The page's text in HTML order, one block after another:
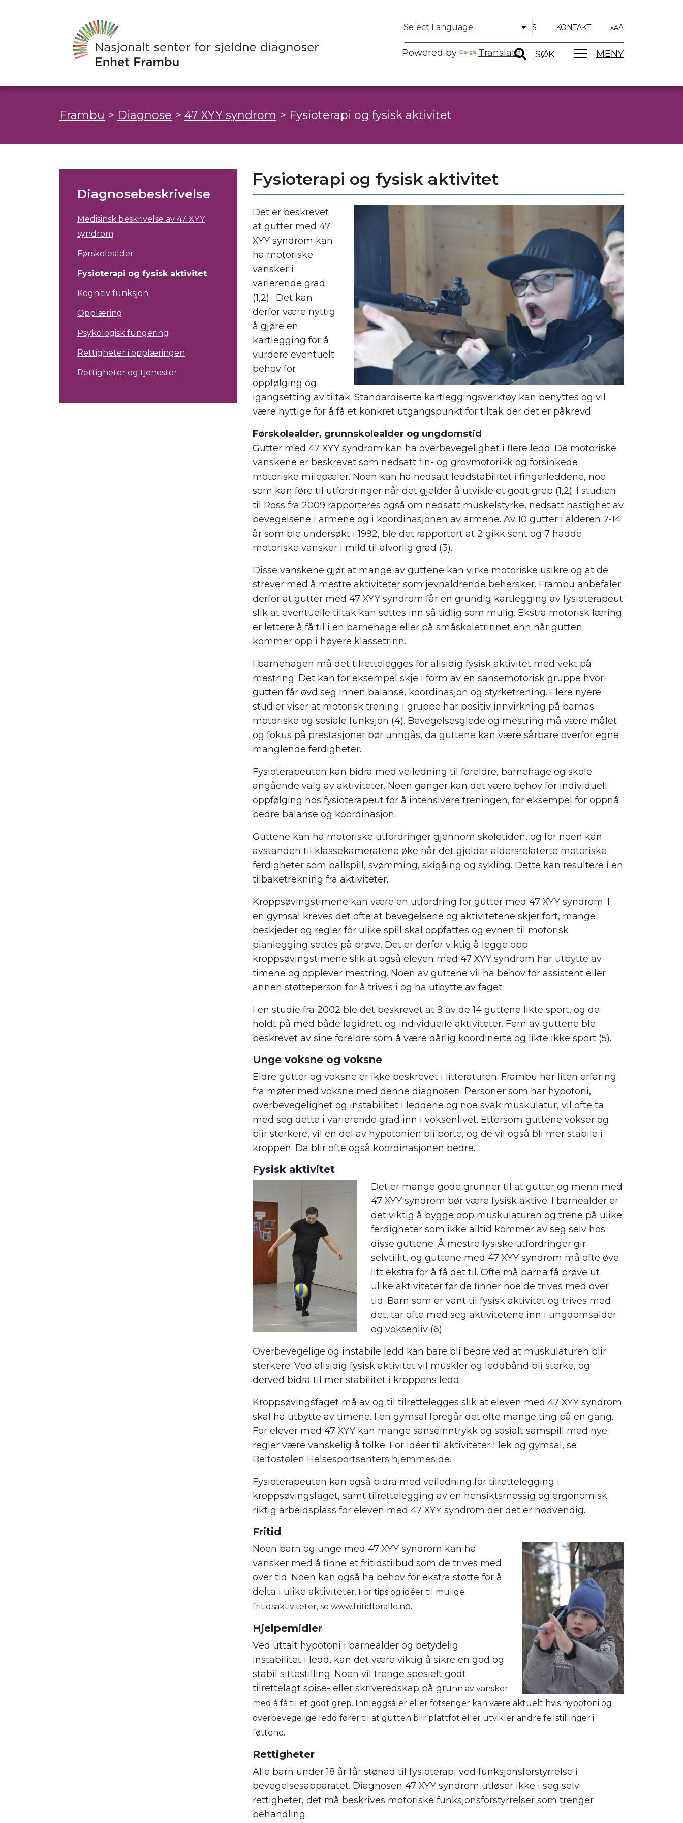
Powered by Translate
OM OSS KONTAKT A
SØK MENY
Frambu > Diagnose > 47 XYY syndrom > Fysioterapi og fysisk aktivitet
Diagnosebeskrivelse
Medisinsk beskrivelse av 47 XYY
syndrom
Førskolealder
Fysioterapi og fysisk aktivitet
Kognitiv funksjon
Opplæring
Psykologisk fungering
Rettigheter i opplæringen
Rettigheter og tjenester
Fysioterapi og fysisk aktivitet
Det er beskrevet
at gutter med 47
XYY syndrom kan
ha motoriske
vansker i
varierende grad
(1,2). Det kan
derfor være nyttig
å gjøre en
kartlegging for å
vurdere eventuelt
behov for
oppfølging og
igangsetting av tiltak. Standardiserte kartleggingsverktøy kan benyttes og vil
være nyttige for å få et konkret utgangspunkt for tiltak der det er påkrevd.
Førskolealder, grunnskolealder og ungdomstid
Gutter med 47 XYY syndrom kan ha overbevegelighet i flere ledd. De motoriske
vanskene er beskrevet som nedsatt fin- og grovmotorikk og forsinkede
motoriske milepæler. Noen kan ha nedsatt leddstabilitet i fingerleddene, noe
som kan føre til utfordringer når det gjelder å utvikle et godt grep (1,2). I studien
til Ross fra 2009 rapporteres også om nedsatt muskelstyrke, nedsatt hastighet av
bevegelsene i armene og i koordinasjonen av armene. Av 10 gutter i alderen 7-14
år som ble undersøkt i 1992, ble det rapportert at 2 gikk sent og 7 hadde
motoriske vansker i mild til alvorlig grad (3).
Disse vanskene gjør at mange av guttene kan virke motoriske usikre og at de
strever med å mestre aktiviteter som jevnaldrende behersker. Frambu anbefaler
derfor at gutter med 47 XYY syndrom får en grundig kartlegging av fysioterapeut
slik at eventuelle tiltak kan settes inn så tidlig som mulig. Ekstra motorisk læring
er lettere å få til i en barnehage eller på småskoletrinnet enn når gutten
kommer opp i høyere klassetrinn.
I barnehagen må det tilrettelegges for allsidig fysisk aktivitet med vekt på
mestring. Det kan for eksempel skje i form av en sansemotorisk gruppe hvor
gutten får øvd seg innen balanse, koordinasjon og styrketrening. Flere nyere
studier viser at motorisk trening i gruppe har positiv innvirkning på barnas
motoriske og sosiale funksjon (4). Bevegelsesglede og mestring må være målet
og fokus på prestasjoner bør unngås, da guttene kan være sårbare overfor egne
manglende ferdigheter.
Fysioterapeuten kan bidra med veiledning til foreldre, barnehage og skole
angående valg av aktiviteter. Noen ganger kan det være behov for individuell
oppfølging hos fysioterapeut for å intensivere treningen, for eksempel for oppnå
bedre balanse og koordinasjon.
Guttene kan ha motoriske utfordringer gjennom skoletiden, og for noen kan
avstanden til klassekameratene øke når det gjelder aldersrelaterte motoriske
ferdigheter som ballspill, svømming, skigåing og sykling. Dette kan resultere i en
tilbaketrekning fra aktiviteter.
Kroppsøvingstimene kan være en utfordring for gutter med 47 XYY syndrom. I
en gymsal kreves det ofte at bevegelsene og aktivitetene skjer fort, mange
beskjeder og regler for ulike spill skal oppfattes og evnen til motorisk
planlegging settes på prøve. Det er derfor viktig å legge opp
kroppsøvingstimene slik at også eleven med 47 XYY syndrom har utbytte av
timene og opplever mestring. Noen av guttene vil ha behov for assistent eller
annen støtteperson for å trives i og ha utbytte av faget.
I en studie fra 2002 ble det beskrevet at 9 av de 14 guttene likte sport, og de
holdt på med både lagidrett og individuelle aktiviteter. Fem av guttene ble
beskrevet av sine foreldre som å være dårlig koordinerte og likte ikke sport (5).
Unge voksne og voksne
Eldre gutter og voksne er ikke beskrevet i litteraturen. Frambu har liten erfaring
fra møter med voksne med denne diagnosen. Personer som har hypotoni,
overbevegelighet og instabilitet i leddene og noe svak muskulatur, vil ofte ta
med seg dette i varierende grad inn i voksenlivet. Ettersom guttene vokser og
blir sterkere, vil en del av hypotonien bli borte, og de vil også bli mer stabile i
kroppen. Da blir ofte også koordinasjonen bedre.
Fysisk aktivitet
Det er mange gode grunner til at gutter og menn med
47 XYY syndrom bør være fysisk aktive. I barnealder er
det viktig å bygge opp muskulaturen og trene på ulike
ferdigheter som ikke alltid kommer av seg selv hos
disse guttene. Å mestre fysiske utfordringer gir
selvtillit, og guttene med 47 XYY syndrom må ofte øve
litt ekstra for å få det til. Ofte må barna få prøve ut
ulike aktiviteter før de finner noe de trives med over
tid. Barn som er vant til fysisk aktivitet og trives med
det, tar ofte med seg aktivitetene inn i ungdomsalder
og voksenliv (6).
Overbevegelige og instabile ledd kan bare bli bedre ved at muskulaturen blir
sterkere. Ved allsidig fysisk aktivitet vil muskler og leddbånd bli sterke, og
derved bidra til mer stabilitet i kroppens ledd.
Kroppsøvingsfaget må av og til tilrettelegges slik at eleven med 47 XYY syndrom
skal ha utbytte av timene. I en gymsal foregår det ofte mange ting på en gang.
For elever med 47 XYY kan mange sanseinntrykk og sosialt samspill med nye
regler være vanskelig å tolke. For idéer til aktiviteter i lek og gymsal, se
Beitostølen Helsesportsenters hjemmeside.
Fysioterapeuten kan også bidra med veiledning for tilrettelegging i
kroppsøvingsfaget, samt tilrettelegging av en hensiktsmessig og ergonomisk
riktig arbeidsplass for eleven med 47 XYY syndrom der det er nødvendig.
Fritid
Noen barn og unge med 47 XYY syndrom kan ha
vansker med å finne et fritidstilbud som de trives med
over tid. Noen kan også ha behov for ekstra støtte for å
delta i ulike aktiviteter. For tips og idéer til mulige
fritidsaktiviteter, se www.fritidforalle.no.
Hjelpemidler
Ved uttalt hypotoni i barnealder og betydelig
instabilitet i ledd, kan det være viktig å sikre en god og
stabil sittestilling. Noen vil trenge spesielt godt
tilrettelagt spise- eller skriveredskap på grunn av vansker
med å få til et godt grep. Innleggsåler eller fotsenger kan være aktuelt hvis hypotoni og
overbevegelige ledd fører til at gutten blir plattfot eller utvikler andre feilstillinger i
føttene.
Rettigheter
Alle barn under 18 år får stønad til fysioterapi ved funksjonsforstyrrelse i
bevegelsesapparatet. Diagnosen 47 XYY syndrom utløser ikke i seg selv
rettigheter, det må beskrives motoriske funksjonsforstyrrelser som trenger
behandling.